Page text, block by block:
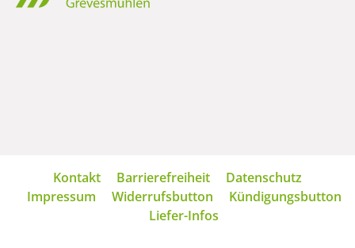
Navigation
überspringen
Kontakt Barrierefreiheit
Datenschutz
Impressum
Widerrufsbutton
Kündigungsbutton
Liefer-Infos